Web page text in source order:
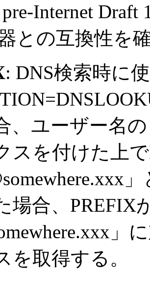
pre-Internet
との互換性を
: DNS検索時に
、ユーザー名
スを付けた上
場合、PREFIX
を取得する。